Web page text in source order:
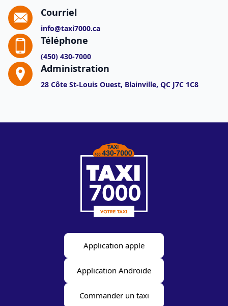
Courriel
info@taxi7000.ca
Téléphone
(450) 430-7000
Administration
28 Côte St-Louis Ouest, Blainville, QC J7C 1C8
Application apple
Application Androide
Commander un taxi